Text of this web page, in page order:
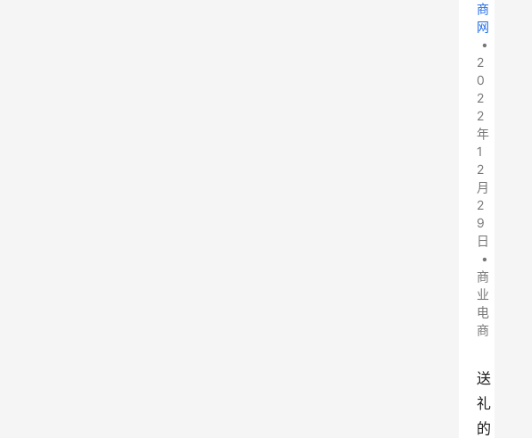
商
网
•
2
0
2
2
年
1
2
月
2
9
日
•
商
业
电
商
送
礼
的